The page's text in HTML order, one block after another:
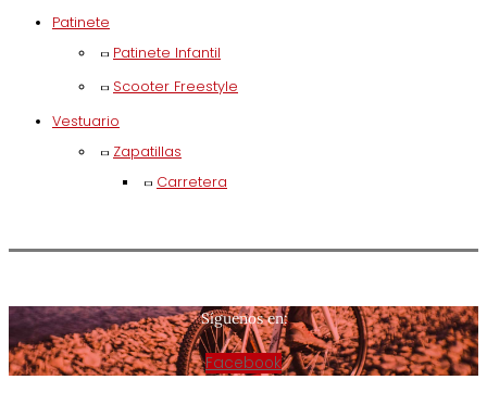
Patinete
Patinete Infantil
Scooter Freestyle
Vestuario
Zapatillas
Carretera
Síguenos en:
Facebook